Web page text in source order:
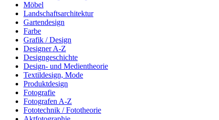
Möbel
Landschaftsarchitektur
Gartendesign
Farbe
Grafik / Design
Designer A-Z
Designgeschichte
Design- und Medientheorie
Textildesign, Mode
Produktdesign
Fotografie
Fotografen A-Z
Fototechnik / Fototheorie